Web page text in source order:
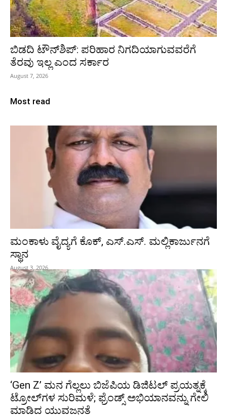
ಬಿಡದಿ ಟೌನ್‌ಶಿಪ್‌: ಪರಿಹಾರ ನಿಗದಿಯಾಗುವವರೆಗೆ
ತೆರವು ಇಲ್ಲ ಎಂದ ಸರ್ಕಾರ
August 7, 2026
Most read
ಮಂಕಾಳು ವೈದ್ಯಗೆ ಕೊಕ್‌, ಎಸ್‌.ಎಸ್‌. ಮಲ್ಲಿಕಾರ್ಜುನಗೆ
ಸ್ಥಾನ
August 3, 2026
‘Gen Z’ ಮನ ಗೆಲ್ಲಲು ಬಿಜೆಪಿಯ ಡಿಜಿಟಲ್ ಪ್ರಯತ್ನಕ್ಕೆ
ಟ್ರೋಲ್‌ಗಳ ಸುರಿಮಳೆ; ಫ್ರೆಂಡ್ಸ್ ಅಭಿಯಾನವನ್ನು ಗೇಲಿ
ಮಾಡಿದ ಯುವಜನತೆ